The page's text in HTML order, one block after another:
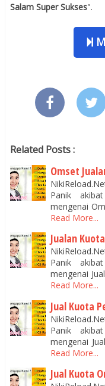
Salam Super Sukses".
Related Posts :
Omset
Panik
mengenai
Read More...
Jualan
Panik
mengenai
Read More...
Jual Kuota
Panik
mengenai
Read More...
Jual Kuota